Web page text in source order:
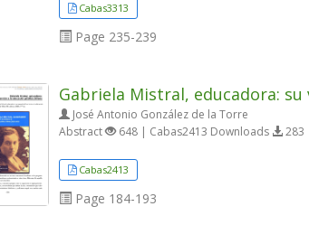
Cabas3313
Page 235-239
Gabriela Mistral, educadora:
José Antonio González de la Torre
Abstract
648 | Cabas2413 Downloads 283
Cabas2413
Page 184-193